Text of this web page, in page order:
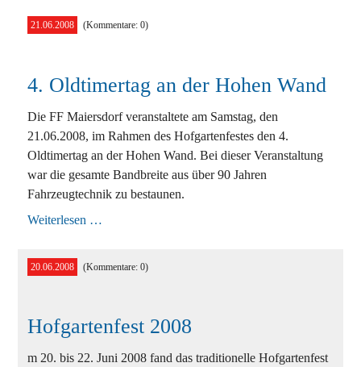
21.06.2008 (Kommentare: 0)
4. Oldtimertag an der Hohen Wand
Die FF Maiersdorf veranstaltete am Samstag, den
21.06.2008, im Rahmen des Hofgartenfestes den 4.
Oldtimertag an der Hohen Wand. Bei dieser Veranstaltung
war die gesamte Bandbreite aus über 90 Jahren
Fahrzeugtechnik zu bestaunen.
Weiterlesen …
Hohen
20.06.2008 (Kommentare: 0)
Hofgartenfest 2008
m 20. bis 22. Juni 2008 fand das traditionelle Hofgartenfest